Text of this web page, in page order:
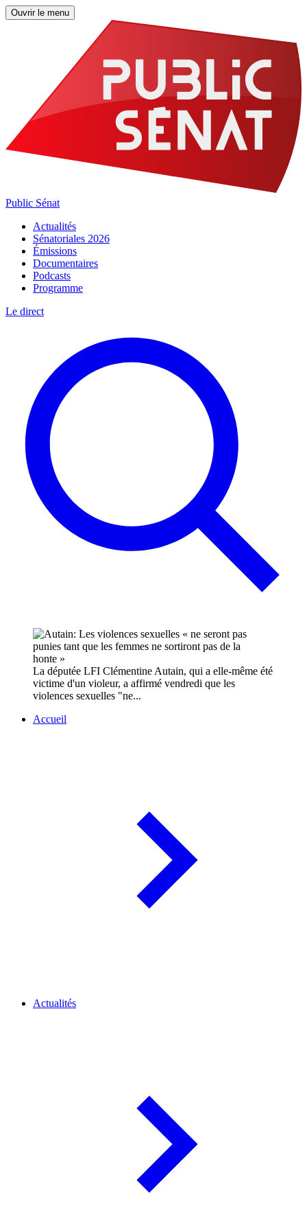
Ouvrir le menu
Public Sénat
Actualités
Sénatoriales 2026
Émissions
Documentaires
Podcasts
Programme
Le direct
La députée LFI Clémentine Autain, qui a elle-même été
victime d'un violeur, a affirmé vendredi que les
violences sexuelles "ne...
Accueil
Actualités